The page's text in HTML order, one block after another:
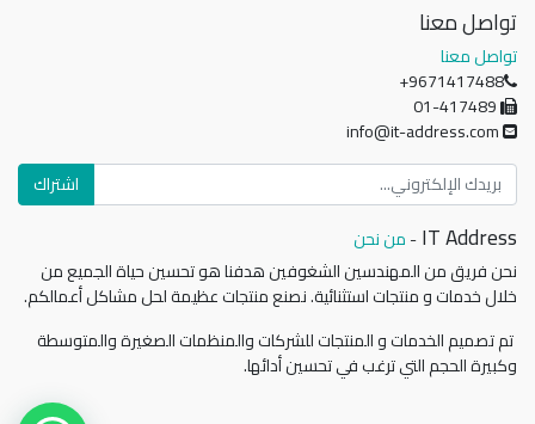
تواصل معنا
تواصل معنا
+9671417488
info@it-address.com
اشتراك
IT Address
-من نحن
نحن فريق من المهندسين الشغوفين هدفنا هو تحسين حياة الجميع من
خلال خدمات و منتجات استثنائية. نصنع منتجات عظيمة لحل مشاكل أعمالكم.
تم تصميم الخدمات و المنتجات للشركات والمنظمات الصغيرة والمتوسطة
وكبيرة الحجم التي ترغب في تحسين أدائها.